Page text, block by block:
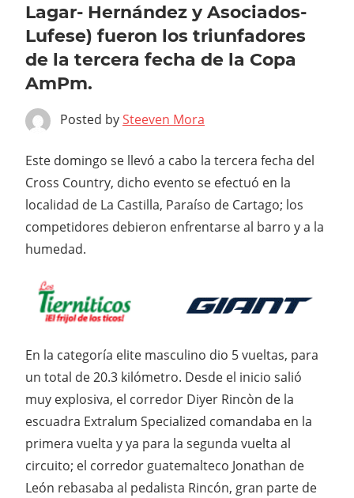
Lagar- Hernández y Asociados-
Lufese) fueron los triunfadores
de la tercera fecha de la Copa
AmPm.
Posted bySteeven Mora
Este domingo se llevó a cabo la tercera fecha del
Cross Country, dicho evento se efectuó en la
localidad de La Castilla, Paraíso de Cartago; los
competidores debieron enfrentarse al barro y a la
humedad.
En la categoría elite masculino dio 5 vueltas, para
un total de 20.3 kilómetro. Desde el inicio salió
muy explosiva, el corredor Diyer Rincòn de la
escuadra Extralum Specialized comandaba en la
primera vuelta y ya para la segunda vuelta al
circuito; el corredor guatemalteco Jonathan de
León rebasaba al pedalista Rincón, gran parte de